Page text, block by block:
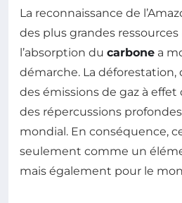
La reconnaissance de
des plus grandes
l’absorption du carbone a
démarche. La déforestation,
des émissions de gaz à effet
des répercussions
mondial. En conséquence,
seulement comme un
mais également pour le